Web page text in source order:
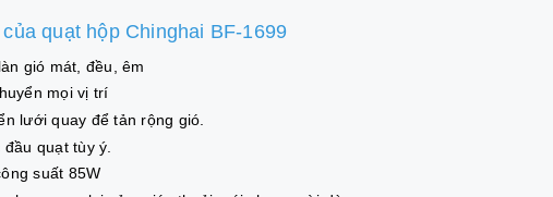
quạt hộp Chinghai BF-1699
gió mát, đều, êm
mọi vị trí
lưới quay để tản rộng gió.
quạt tùy ý.
suất 85W